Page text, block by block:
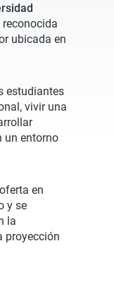
reconocida
ubicada en
estudiantes
vivir una
un entorno
en
y se
la
proyección